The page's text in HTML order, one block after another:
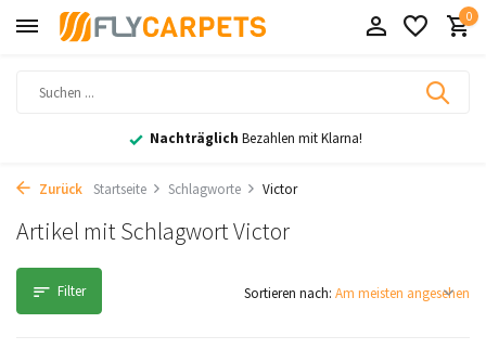
0
Nachträglich Bezahlen mit Klarna!
Zurück Startseite Schlagworte Victor
Artikel mit Schlagwort Victor
Filter Sortieren nach: